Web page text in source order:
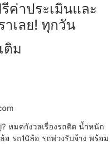
ค่าประเมินและ
าเลย! ทุกวัน
ติม
หมดกังวลเรื่องรถติด น้ำหนัก
อ รถ10ล้อ รถพ่วงรับจ้าง พร้อม